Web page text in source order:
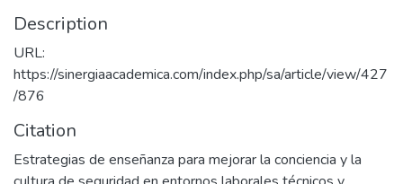
Description
URL:
https://sinergiaacademica.com/index.php/sa/article/view/427
/876
Citation
Estrategias de enseñanza para mejorar la conciencia y la